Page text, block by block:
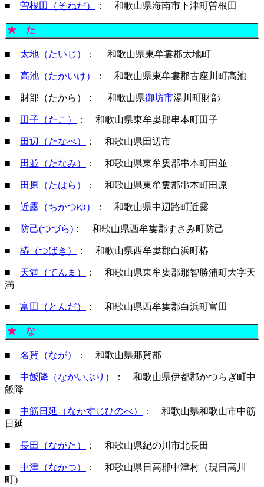
■ 曽根田（そねだ） ： 和歌山県海南市下津町曽根田
★ た
■ 太地（たいじ） ： 和歌山県東牟婁郡太地町
■ 高池（たかいけ） ： 和歌山県東牟婁郡古座川町高池
■ 財部（たから）： 和歌山県御坊市湯川町財部
■ 田子（たこ） ： 和歌山県東牟婁郡串本町田子
■ 田辺（たなべ） ： 和歌山県田辺市
■ 田並（たなみ） ： 和歌山県東牟婁郡串本町田並
■ 田原（たはら） ： 和歌山県東牟婁郡串本町田原
■ 近露（ちかつゆ） ： 和歌山県中辺路町近露
■ 防己(つづら) ： 和歌山県西牟婁郡すさみ町防己
■ 椿（つばき） ： 和歌山県西牟婁郡白浜町椿
■ 天満（てんま）
： 和歌山県東牟婁郡那智勝浦町大字天
満
■ 富田（とんだ） ： 和歌山県西牟婁郡白浜町富田
★ な
■ 名賀（なが） ： 和歌山県那賀郡
■ 中飯降（なかいぶり）
： 和歌山県伊都郡かつらぎ町中
飯降
■ 中筋日延（なかすじひのべ）
： 和歌山県和歌山市中筋
日延
■ 長田（ながた） ： 和歌山県紀の川市北長田
■ 中津（なかつ）
： 和歌山県日高郡中津村（現日高川
町）